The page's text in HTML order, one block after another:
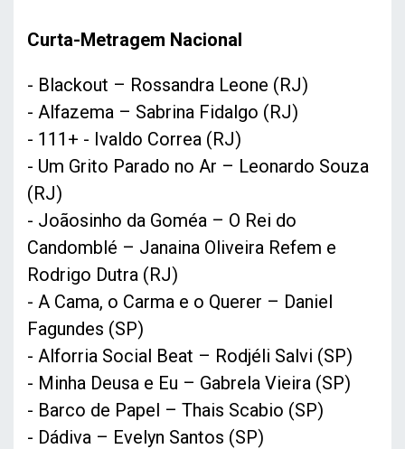
Curta-Metragem Nacional
- Blackout – Rossandra Leone (RJ)
- Alfazema – Sabrina Fidalgo (RJ)
- 111+ - Ivaldo Correa (RJ)
- Um Grito Parado no Ar – Leonardo Souza
(RJ)
- Joãosinho da Goméa – O Rei do
Candomblé – Janaina Oliveira Refem e
Rodrigo Dutra (RJ)
- A Cama, o Carma e o Querer – Daniel
Fagundes (SP)
- Alforria Social Beat – Rodjéli Salvi (SP)
- Minha Deusa e Eu – Gabrela Vieira (SP)
- Barco de Papel – Thais Scabio (SP)
- Dádiva – Evelyn Santos (SP)